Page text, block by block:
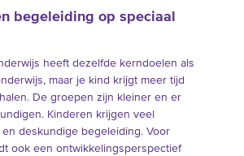
begeleiding op speciaal
heeft dezelfde kerndoelen als
maar je kind krijgt meer tijd
De groepen zijn kleiner en er
Kinderen krijgen veel
en deskundige begeleiding. Voor
ook een ontwikkelingsperspectief